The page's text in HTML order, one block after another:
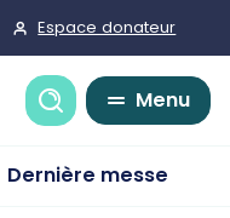
Espace donateur
Recherche
Menu
Dernière messe